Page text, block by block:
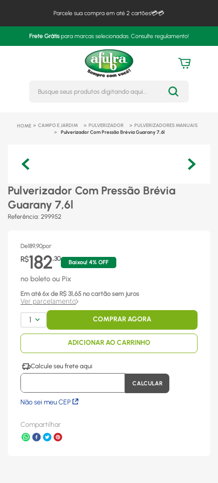
Parcele sua compra em até 2 cartões!💳💳
Frete Grátispara marcas selecionadas. Consulte regulamento!
Busque seus produtos
CAMPO E JARDIM PULVERIZADOR
PULVERIZADORES MANUAIS
Pulverizador Com Pressão Brévia Guarany 7,6l
Pulverizador Com Pressão Brévia
Guarany 7,6l
Referência: 299952
De189,90por
R$182,30
Baixou! 4% OFF
no boleto ou Pix
Em até 6x de R$ 31,65 no cartão sem juros
Ver parcelamento
1 COMPRAR AGORA
ADICIONAR AO CARRINHO
Não sei meu CEP
Compartilhar